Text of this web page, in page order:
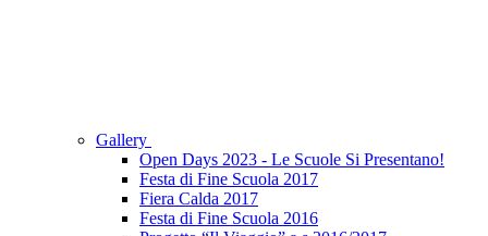
Gallery
Open Days 2023 - Le Scuole Si Presentano!
Festa di Fine Scuola 2017
Fiera Calda 2017
Festa di Fine Scuola 2016